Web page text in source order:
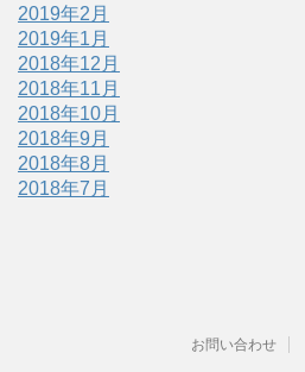
2019年2月
2019年1月
2018年12月
2018年11月
2018年10月
2018年9月
2018年8月
2018年7月
お問い合わせ